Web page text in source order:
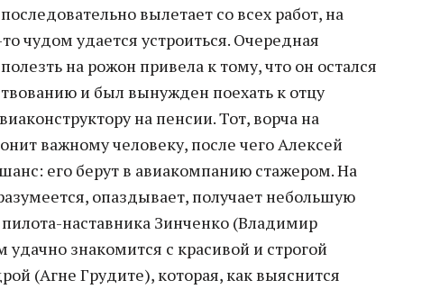
вылетает со всех работ, на
чудом удается устроиться. Очередная
на рожон привела к тому, что он остался
и был вынужден поехать к отцу
на пенсии. Тот, ворча на
важному человеку, после чего Алексей
его берут в авиакомпанию стажером. На
опаздывает, получает небольшую
пилота-наставника Зинченко (Владимир
знакомится с красивой и строгой
(Агне Грудите), которая, как выяснится